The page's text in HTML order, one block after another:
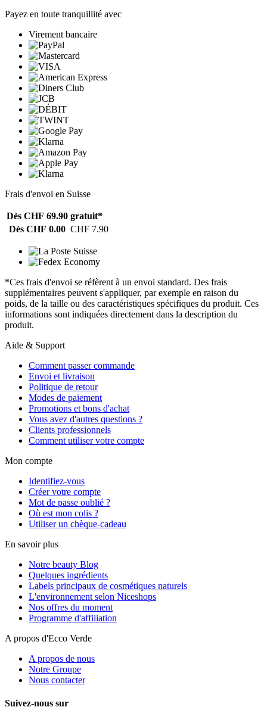
Payez en toute tranquillité avec
Virement bancaire
Frais d'envoi en Suisse
Dès CHF 69.90 gratuit*
Dès CHF 0.00 CHF 7.90
*Ces frais d'envoi se réfèrent à un envoi standard. Des frais
supplémentaires peuvent s'appliquer, par exemple en raison du
poids, de la taille ou des caractéristiques spécifiques du produit. Ces
informations sont indiquées directement dans la description du
produit.
Aide & Support
Comment passer commande
Envoi et livraison
Politique de retour
Modes de paiement
Promotions et bons d'achat
Vous avez d'autres questions ?
Clients professionnels
Comment utiliser votre compte
Mon compte
Identifiez-vous
Créer votre compte
Mot de passe oublié ?
Où est mon colis ?
Utiliser un chèque-cadeau
En savoir plus
Notre beauty Blog
Quelques ingrédients
Labels principaux de cosmétiques naturels
L'environnement selon Niceshops
Nos offres du moment
Programme d'affiliation
A propos d'Ecco Verde
A propos de nous
Notre Groupe
Nous contacter
Suivez-nous sur